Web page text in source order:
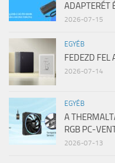
ADAPTERÉT
2026-07-15
EGYÉB
FEDEZD FEL
2026-07-14
EGYÉB
A
RGB PC-
2026-07-13